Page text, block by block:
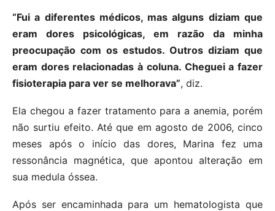
“Fui a diferentes médicos, mas alguns diziam que
eram dores psicológicas, em razão da minha
preocupação com os estudos. Outros diziam que
eram dores relacionadas à coluna. Cheguei a fazer
fisioterapia para ver se melhorava”, diz.
Ela chegou a fazer tratamento para a anemia, porém
não surtiu efeito. Até que em agosto de 2006, cinco
meses após o início das dores, Marina fez uma
ressonância magnética, que apontou alteração em
sua medula óssea.
Após ser encaminhada para um hematologista que